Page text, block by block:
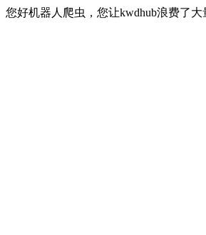
您好机器人爬虫，您让kwdhub浪费了